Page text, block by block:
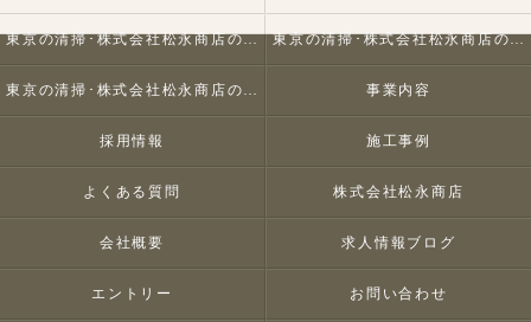
東京の清掃･株式会社松永商店の口コミ情報 東京の清掃･株式会社松永商店の評判
東京の清掃･株式会社松永商店のお客様の声 事業内容
採用情報 施工事例
よくある質問 株式会社松永商店
会社概要 求人情報ブログ
エントリー お問い合わせ